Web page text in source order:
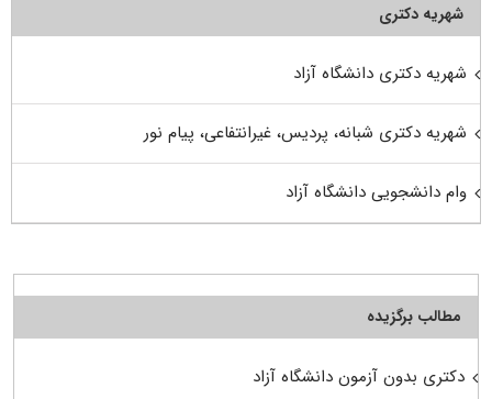
شهریه دکتری
شهریه دکتری دانشگاه آزاد
شهریه دکتری شبانه، پردیس، غیرانتفاعی، پیام نور
وام دانشجویی دانشگاه آزاد
مطالب برگزیده
دکتری بدون آزمون دانشگاه آزاد